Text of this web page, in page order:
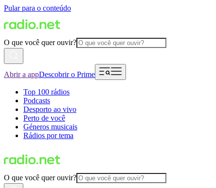
Pular para o conteúdo
O que você quer ouvir?
Abrir a appDescobrir o Prime
Top 100 rádios
Podcasts
Desporto ao vivo
Perto de você
Géneros musicais
Rádios por tema
O que você quer ouvir?